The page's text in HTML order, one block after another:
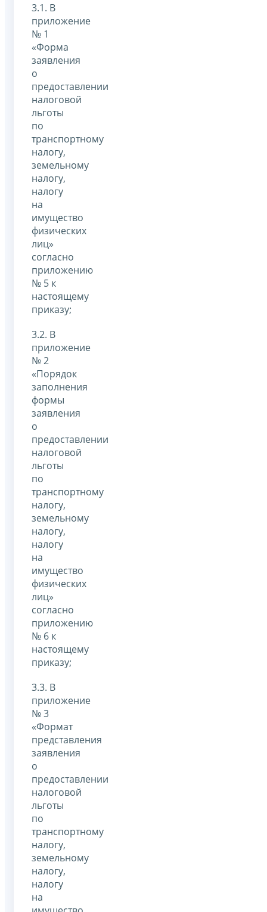
3.1. В
приложение
№ 1
«Форма
заявления
о
предоставлении
налоговой
льготы
по
транспортному
налогу,
земельному
налогу,
налогу
на
имущество
физических
лиц»
согласно
приложению
№ 5 к
настоящему
приказу;
3.2. В
приложение
№ 2
«Порядок
заполнения
формы
заявления
о
предоставлении
налоговой
льготы
по
транспортному
налогу,
земельному
налогу,
налогу
на
имущество
физических
лиц»
согласно
приложению
№ 6 к
настоящему
приказу;
3.3. В
приложение
№ 3
«Формат
представления
заявления
о
предоставлении
налоговой
льготы
по
транспортному
налогу,
земельному
налогу,
налогу
на